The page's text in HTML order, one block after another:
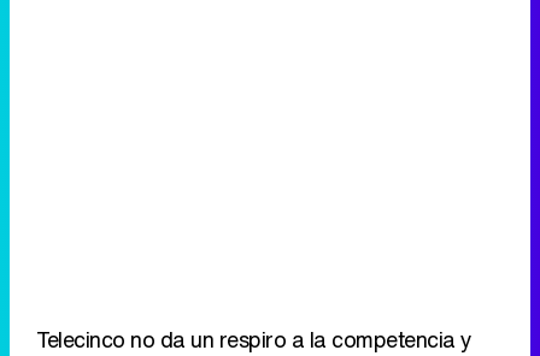
Telecinco no da un respiro a la competencia y